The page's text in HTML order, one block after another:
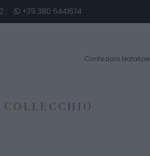
+39 380 6441674
Confezioni Natalizie
COLLECCHIO